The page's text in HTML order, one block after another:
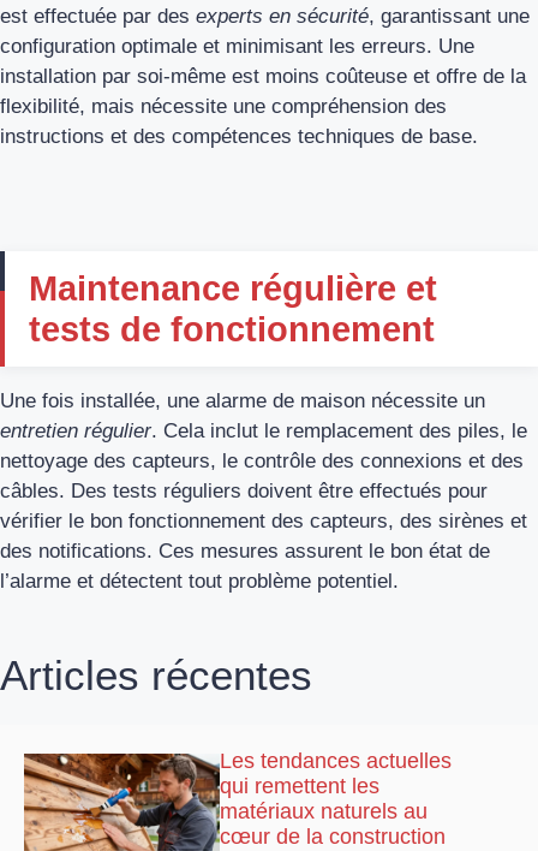
est effectuée par des experts en sécurité, garantissant une
configuration optimale et minimisant les erreurs. Une
installation par soi-même est moins coûteuse et offre de la
flexibilité, mais nécessite une compréhension des
instructions et des compétences techniques de base.
Maintenance régulière et
tests de fonctionnement
Une fois installée, une alarme de maison nécessite un
entretien régulier. Cela inclut le remplacement des piles, le
nettoyage des capteurs, le contrôle des connexions et des
câbles. Des tests réguliers doivent être effectués pour
vérifier le bon fonctionnement des capteurs, des sirènes et
des notifications. Ces mesures assurent le bon état de
l’alarme et détectent tout problème potentiel.
Articles récentes
Les tendances actuelles
qui remettent les
matériaux naturels au
cœur de la construction